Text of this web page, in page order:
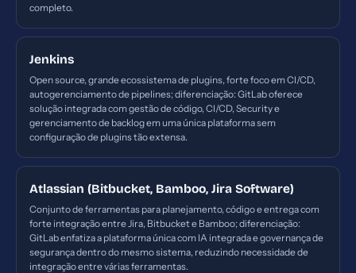
completo.
Jenkins
Open source, grande ecossistema de plugins, forte foco em CI/CD,
autogerenciamento de pipelines; diferenciação: GitLab oferece
solução integrada com gestão de código, CI/CD, Security e
gerenciamento de backlog em uma única plataforma sem
configuração de plugins tão extensa.
Atlassian (Bitbucket, Bamboo, Jira Software)
Conjunto de ferramentas para planejamento, código e entrega com
forte integração entre Jira, Bitbucket e Bamboo; diferenciação:
GitLab enfatiza a plataforma única com IA integrada e governança de
segurança dentro do mesmo sistema, reduzindo necessidade de
integração entre várias ferramentas.